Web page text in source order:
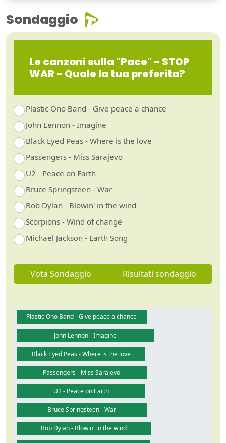
Sondaggio
Le canzoni sulla "Pace" - STOP
WAR - Quale la tua preferita?
Plastic Ono Band - Give peace a chance
John Lennon - Imagine
Black Eyed Peas - Where is the love
Passengers - Miss Sarajevo
U2 - Peace on Earth
Bruce Springsteen - War
Bob Dylan - Blowin' in the wind
Scorpions - Wind of change
Michael Jackson - Earth Song
Vota Sondaggio Risultati sondaggio
Plastic Ono Band - Give peace a chance
John Lennon - Imagine
Black Eyed Peas - Where is the love
Passengers - Miss Sarajevo
U2 - Peace on Earth
Bruce Springsteen - War
Bob Dylan - Blowin' in the wind